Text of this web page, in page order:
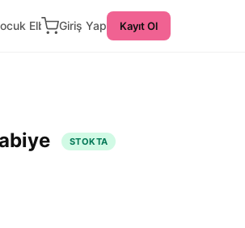
ElbiseGiriş Yap Kayıt Ol
STOKTA